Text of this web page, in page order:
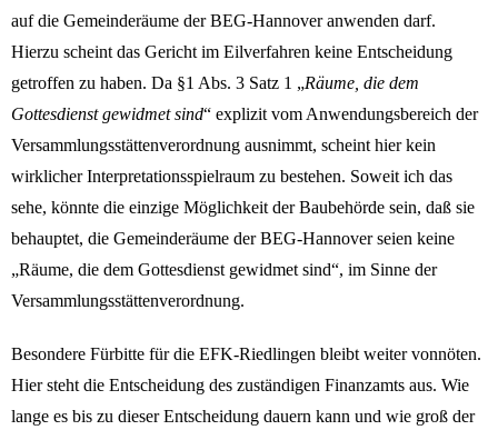
auf die Gemeinderäume der BEG-Hannover anwenden darf.
Hierzu scheint das Gericht im Eilverfahren keine Entscheidung
getroffen zu haben. Da §1 Abs. 3 Satz 1 „Räume, die dem
Gottesdienst gewidmet sind“ explizit vom Anwendungsbereich der
Versammlungsstättenverordnung ausnimmt, scheint hier kein
wirklicher Interpretationsspielraum zu bestehen. Soweit ich das
sehe, könnte die einzige Möglichkeit der Baubehörde sein, daß sie
behauptet, die Gemeinderäume der BEG-Hannover seien keine
„Räume, die dem Gottesdienst gewidmet sind“, im Sinne der
Versammlungsstättenverordnung.
Besondere Fürbitte für die EFK-Riedlingen bleibt weiter vonnöten.
Hier steht die Entscheidung des zuständigen Finanzamts aus. Wie
lange es bis zu dieser Entscheidung dauern kann und wie groß der